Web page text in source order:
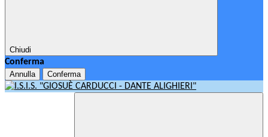
Chiudi
Conferma
Annulla Conferma